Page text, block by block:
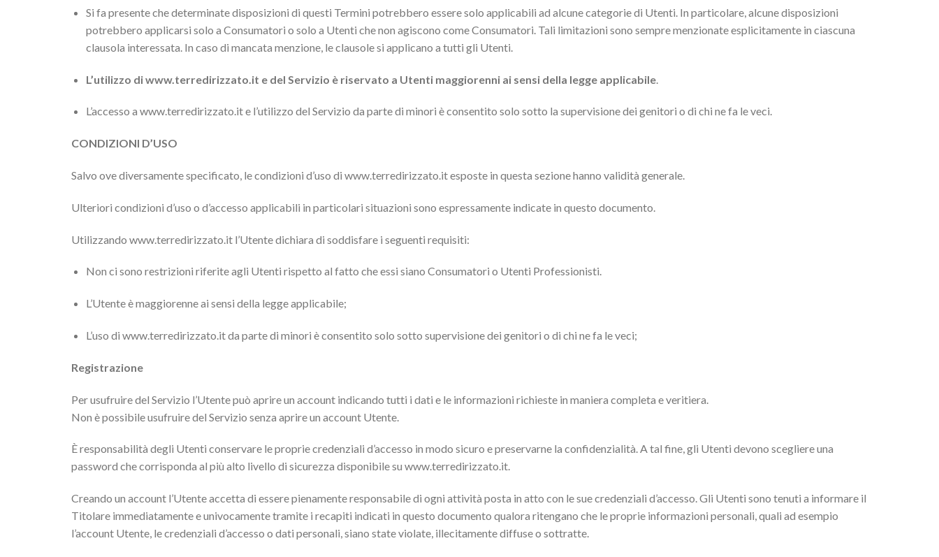
Si fa presente che determinate disposizioni di questi Termini potrebbero essere solo applicabili ad alcune categorie di Utenti. In particolare, alcune disposizioni
potrebbero applicarsi solo a Consumatori o solo a Utenti che non agiscono come Consumatori. Tali limitazioni sono sempre menzionate esplicitamente in ciascuna
clausola interessata. In caso di mancata menzione, le clausole si applicano a tutti gli Utenti.
L’utilizzo di www.terredirizzato.it e del Servizio è riservato a Utenti maggiorenni ai sensi della legge applicabile.
L’accesso a www.terredirizzato.it e l’utilizzo del Servizio da parte di minori è consentito solo sotto la supervisione dei genitori o di chi ne fa le veci.
CONDIZIONI D’USO
Salvo ove diversamente specificato, le condizioni d’uso di www.terredirizzato.it esposte in questa sezione hanno validità generale.
Ulteriori condizioni d’uso o d’accesso applicabili in particolari situazioni sono espressamente indicate in questo documento.
Utilizzando www.terredirizzato.it l’Utente dichiara di soddisfare i seguenti requisiti:
Non ci sono restrizioni riferite agli Utenti rispetto al fatto che essi siano Consumatori o Utenti Professionisti.
L’Utente è maggiorenne ai sensi della legge applicabile;
L’uso di www.terredirizzato.it da parte di minori è consentito solo sotto supervisione dei genitori o di chi ne fa le veci;
Registrazione
Per usufruire del Servizio l’Utente può aprire un account indicando tutti i dati e le informazioni richieste in maniera completa e veritiera.
Non è possibile usufruire del Servizio senza aprire un account Utente.
È responsabilità degli Utenti conservare le proprie credenziali d’accesso in modo sicuro e preservarne la confidenzialità. A tal fine, gli Utenti devono scegliere una
password che corrisponda al più alto livello di sicurezza disponibile su www.terredirizzato.it.
Creando un account l’Utente accetta di essere pienamente responsabile di ogni attività posta in atto con le sue credenziali d’accesso. Gli Utenti sono tenuti a informare il
Titolare immediatamente e univocamente tramite i recapiti indicati in questo documento qualora ritengano che le proprie informazioni personali, quali ad esempio
l’account Utente, le credenziali d’accesso o dati personali, siano state violate, illecitamente diffuse o sottratte.